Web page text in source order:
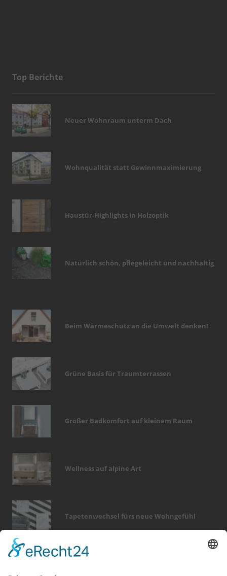
Top Berichte
Neuer Wohnraum unterm Dach
Wohnqualität statt Gewinnmaximierung
Haustür-Highlights in Holzoptik
Natürlich schön, pflegeleicht und nachhaltig
Beim Wärmeschutz an die Umwelt denken!
Grüne Basis für Traumterrassen
Großer Badkomfort auf kleinem Raum
Wellness auf alpine Art
Tapetenwechsel fürs neue Wohngefühl